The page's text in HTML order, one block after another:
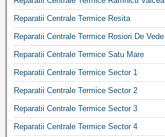
Reparatii Centrale Termice Resita
Reparatii Centrale Termice Rosiori De Vede
Reparatii Centrale Termice Satu Mare
Reparatii Centrale Termice Sector 1
Reparatii Centrale Termice Sector 2
Reparatii Centrale Termice Sector 3
Reparatii Centrale Termice Sector 4